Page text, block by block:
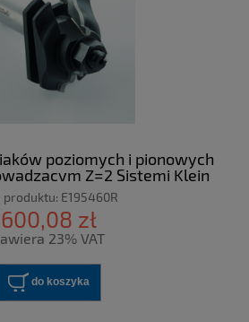
poziomych i pionowych
Z=2 Sistemi Klein
E195.460.R
produktu: E195460R
600,08 zł
23% VAT
do koszyka